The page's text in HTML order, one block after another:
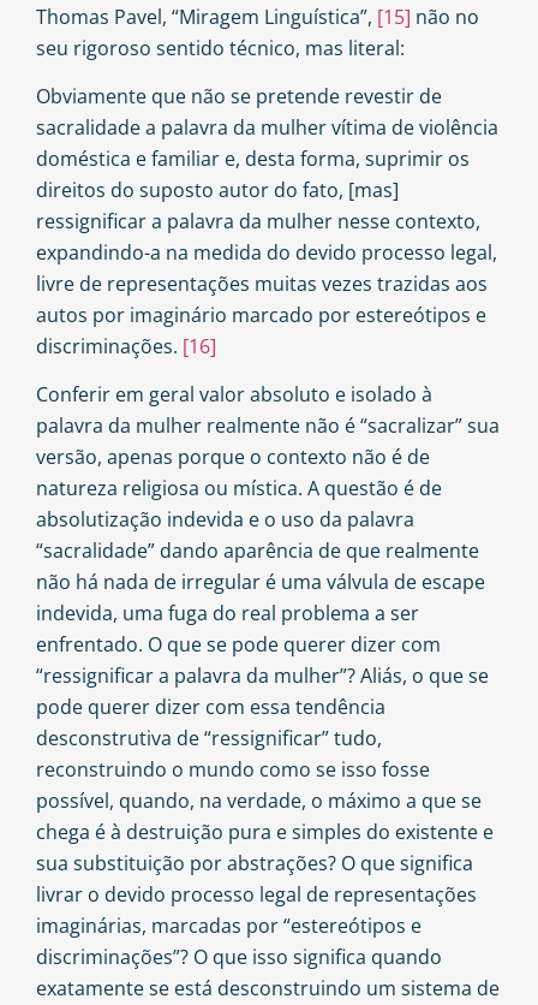
Thomas Pavel, “Miragem Linguística”, [15] não no
seu rigoroso sentido técnico, mas literal:
Obviamente que não se pretende revestir de
sacralidade a palavra da mulher vítima de violência
doméstica e familiar e, desta forma, suprimir os
direitos do suposto autor do fato, [mas]
ressignificar a palavra da mulher nesse contexto,
expandindo-a na medida do devido processo legal,
livre de representações muitas vezes trazidas aos
autos por imaginário marcado por estereótipos e
discriminações. [16]
Conferir em geral valor absoluto e isolado à
palavra da mulher realmente não é “sacralizar” sua
versão, apenas porque o contexto não é de
natureza religiosa ou mística. A questão é de
absolutização indevida e o uso da palavra
“sacralidade” dando aparência de que realmente
não há nada de irregular é uma válvula de escape
indevida, uma fuga do real problema a ser
enfrentado. O que se pode querer dizer com
“ressignificar a palavra da mulher”? Aliás, o que se
pode querer dizer com essa tendência
desconstrutiva de “ressignificar” tudo,
reconstruindo o mundo como se isso fosse
possível, quando, na verdade, o máximo a que se
chega é à destruição pura e simples do existente e
sua substituição por abstrações? O que significa
livrar o devido processo legal de representações
imaginárias, marcadas por “estereótipos e
discriminações”? O que isso significa quando
exatamente se está desconstruindo um sistema de